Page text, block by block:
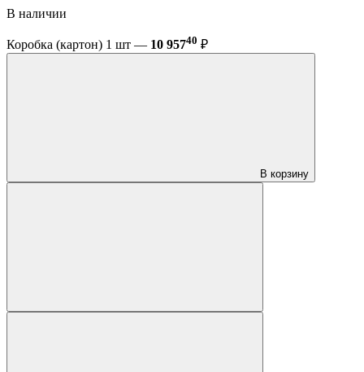
В наличии
Коробка (картон) 1 шт — 10 95740 ₽
В корзину